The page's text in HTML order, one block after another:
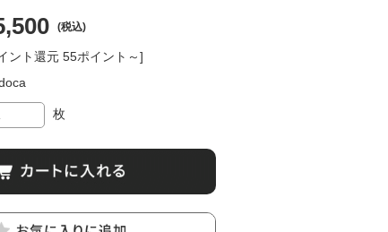
(税込)
ント還元 55ポイント～]
枚